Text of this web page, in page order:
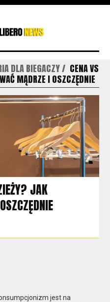
DLA BIEGACZY
CENA VS
MĄDRZE I OSZCZĘDNIE
JAK
jest na